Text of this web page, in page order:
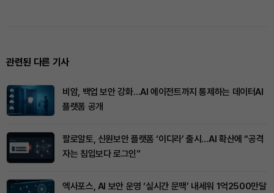
관련된 다른 기사
비암, 백업 보안 강화…AI 에이전트까지 통제하는 데이터AI
플랫폼 공개
팔로알토, 신원보안 플랫폼 ‘이디라’ 출시…AI 확산에 “공격
자는 침입보다 로그인”
엑사포스, AI 보안 운영 ‘실시간 문맥’ 내세워 1억2500만달